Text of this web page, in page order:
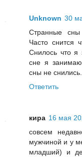
Unknown 30
Странные
Часто снится
Снилось что я
сне я
сны не снились.
Ответить
кира 16 мая
совсем
мужчиной и у
младший) и